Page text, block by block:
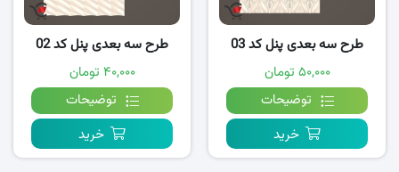
طرح سه بعدی پنل کد 03
۵۰,۰۰۰ تومان
توضیحات
خرید
طرح سه بعدی پنل کد 02
۴۰,۰۰۰ تومان
توضیحات
خرید